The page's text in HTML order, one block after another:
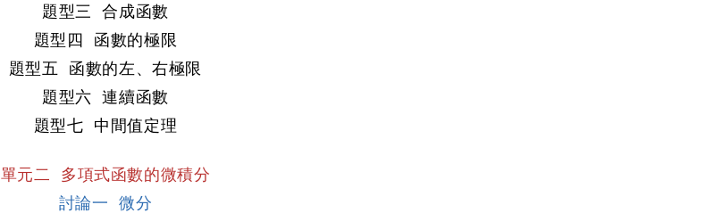
題型三 合成函數
題型四 函數的極限
題型五 函數的左、右極限
題型六 連續函數
題型七 中間值定理
單元二 多項式函數的微積分
討論一 微分